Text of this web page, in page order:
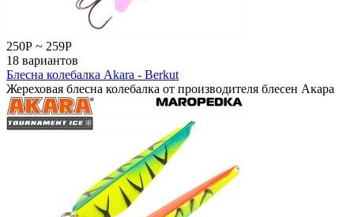
250Р ~ 259Р
18 вариантов
Блесна колебалка Akara - Berkut
Жереховая блесна колебалка от производителя блесен Акара